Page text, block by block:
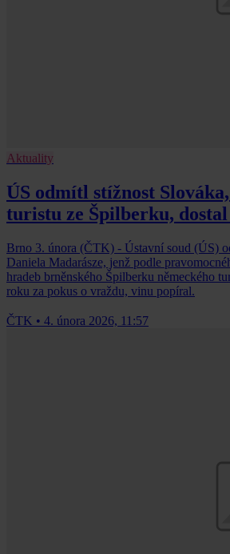
Aktuality
ÚS odmítl stížnost
turistu ze Špilberku,
Brno 3. února (ČTK) - Ústavní soud (ÚS)
Daniela Madarásze, jenž podle
hradeb brněnského Špilberku německého
roku za pokus o vraždu, vinu popíral.
ČTK • 4. února 2026, 11:57